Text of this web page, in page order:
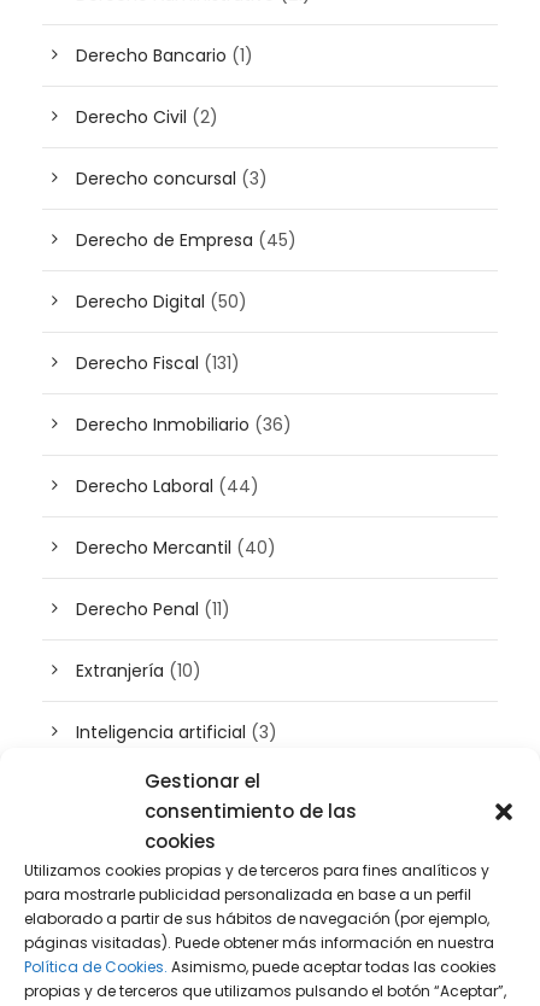
Gestionar el
consentimiento de las
cookies
Utilizamos cookies propias y de terceros para fines analíticos y
para mostrarle publicidad personalizada en base a un perfil
elaborado a partir de sus hábitos de navegación (por ejemplo,
páginas visitadas). Puede obtener más información en nuestra
Política de Cookies. Asimismo, puede aceptar todas las cookies
propias y de terceros que utilizamos pulsando el botón “Aceptar”,
Derecho Bancario (1)
Derecho Civil (2)
Derecho concursal (3)
Derecho de Empresa (45)
Derecho Digital (50)
Derecho Fiscal (131)
Derecho Inmobiliario (36)
Derecho Laboral (44)
Derecho Mercantil (40)
Derecho Penal (11)
Extranjería (10)
Inteligencia artificial (3)
Patrimonio(5)
Plusvalía(2)
Prensa(2)
Propiedad intelectual e industrial(13)